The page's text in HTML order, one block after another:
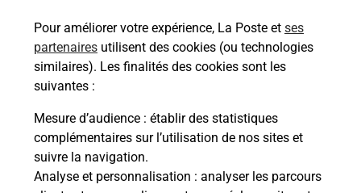
Pour améliorer votre expérience, La Poste et ses
partenaires utilisent des cookies (ou technologies
similaires). Les finalités des cookies sont les
suivantes :
Mesure d’audience : établir des statistiques
complémentaires sur l’utilisation de nos sites et
suivre la navigation.
Analyse et personnalisation : analyser les parcours
Ouvert 24h/24
En savoir plus
Recherchez un autre point de contact